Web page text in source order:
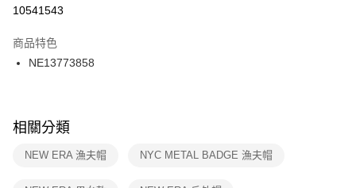
１．於結帳方式選擇「AFTEE先享後付」後，將跳轉至「AFTEE先享後付」
２．訂單成立數日內，您將收到繳費通知簡訊。
３．收到繳費通知簡訊後14天內，點擊此簡訊中的連結，可透過四大超商／
ATM／網路銀行／等多元方式進行付款，方視為交易完成。
※ 交易是否成功請以「AFTEE先享後付 」之結帳頁面顯示為準，若有關於
是否繳費成功／繳費後需取消欲退款等相關疑問，請聯繫「AFTEE先享後付
客戶支援中心」https://netprotections.freshdesk.com/support/home
每筆NT$100，滿NT$1,500(含以上)免運費
付款後門市自取
每筆NT$100，滿NT$1,500(含以上)免運費
10541543
商品特色
NE13773858
相關分類
NEW ERA 漁夫帽 NYC METAL BADGE 漁夫帽